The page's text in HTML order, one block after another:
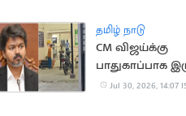
தமிழ் நாடு
CM விஜய்க்கு
பாதுகாப்பாக
காவலர்கள் 11
Jul 30, 2026, 14:07